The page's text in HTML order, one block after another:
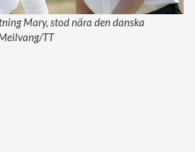
Mary, stod nära den danska
TT